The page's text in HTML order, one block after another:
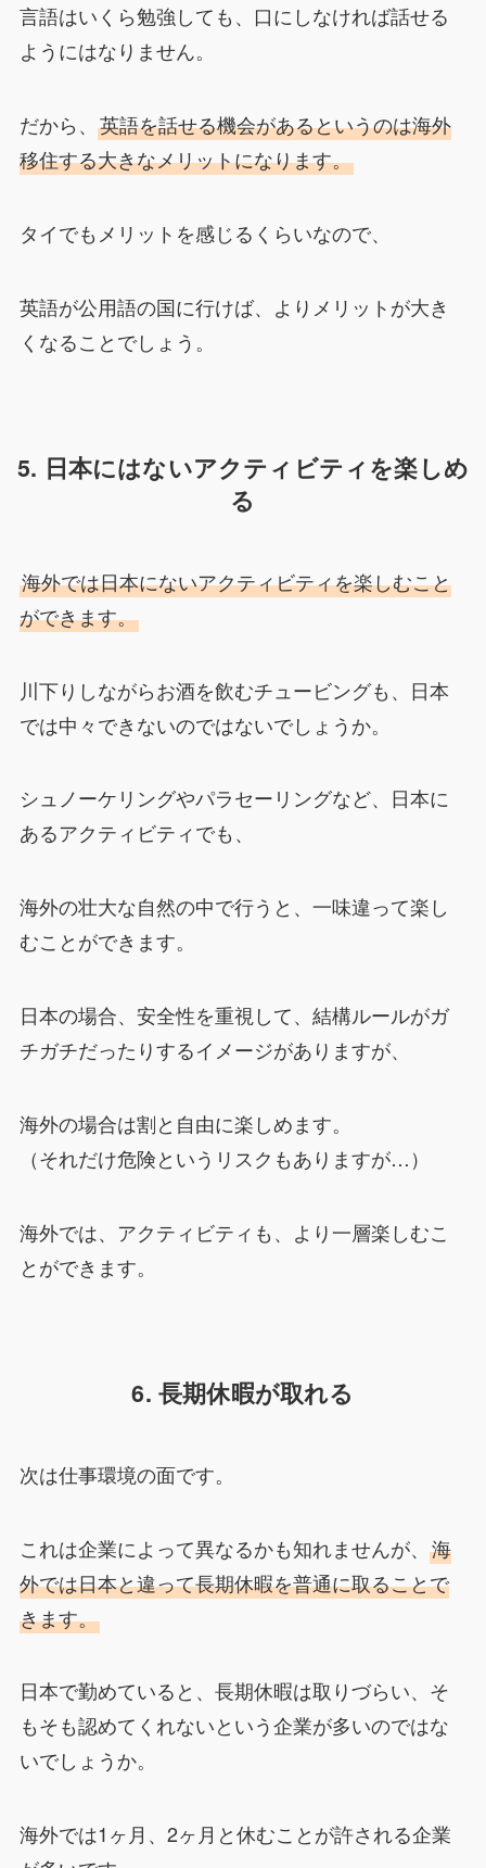
言語はいくら勉強しても、口にしなければ話せる
ようにはなりません。
だから、 英語を話せる機会があるというのは海外
移住する大きなメリットになります。
タイでもメリットを感じるくらいなので、
英語が公用語の国に行けば、よりメリットが大き
くなることでしょう。
5. 日本にはないアクティビティを楽しめ
る
海外では日本にないアクティビティを楽しむこと
ができます。
川下りしながらお酒を飲むチュービングも、日本
では中々できないのではないでしょうか。
シュノーケリングやパラセーリングなど、日本に
あるアクティビティでも、
海外の壮大な自然の中で行うと、一味違って楽し
むことができます。
日本の場合、安全性を重視して、結構ルールがガ
チガチだったりするイメージがありますが、
海外の場合は割と自由に楽しめます。
（それだけ危険というリスクもありますが…）
海外では、アクティビティも、より一層楽しむこ
とができます。
6. 長期休暇が取れる
次は仕事環境の面です。
これは企業によって異なるかも知れませんが、 海
外では日本と違って長期休暇を普通に取ることで
きます。
日本で勤めていると、長期休暇は取りづらい、そ
もそも認めてくれないという企業が多いのではな
いでしょうか。
海外では1ヶ月、2ヶ月と休むことが許される企業